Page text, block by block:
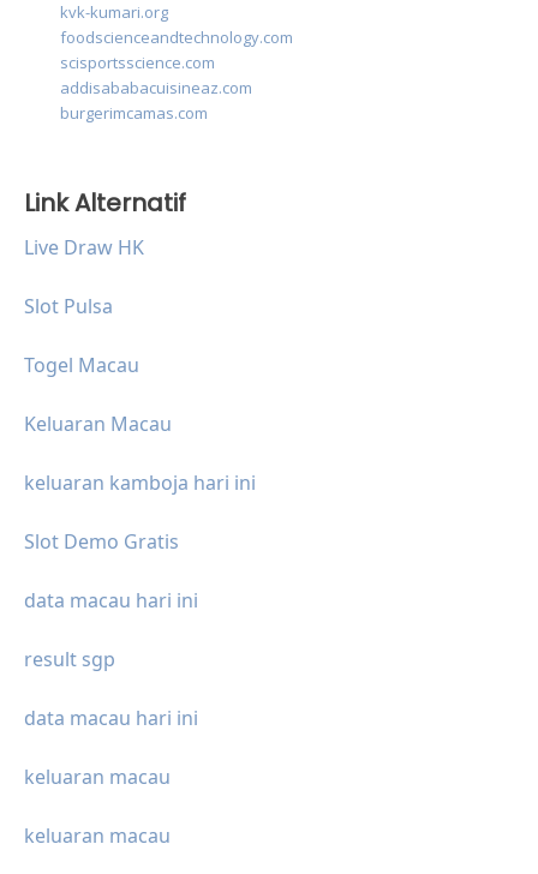
kvk-kumari.org
foodscienceandtechnology.com
scisportsscience.com
addisababacuisineaz.com
burgerimcamas.com
Link Alternatif
Live Draw HK
Slot Pulsa
Togel Macau
Keluaran Macau
keluaran kamboja hari ini
Slot Demo Gratis
data macau hari ini
result sgp
data macau hari ini
keluaran macau
keluaran macau